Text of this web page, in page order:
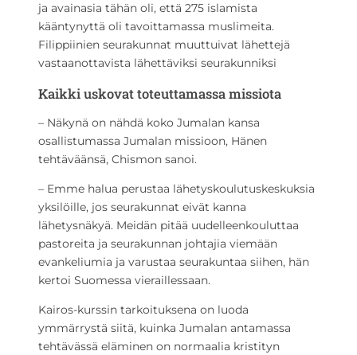
ja avainasia tähän oli, että 275 islamista
kääntynyttä oli tavoittamassa muslimeita.
Filippiinien seurakunnat muuttuivat lähettejä
vastaanottavista lähettäviksi seurakunniksi
Kaikki uskovat toteuttamassa missiota
– Näkynä on nähdä koko Jumalan kansa
osallistumassa Jumalan missioon, Hänen
tehtäväänsä, Chismon sanoi.
– Emme halua perustaa lähetyskoulutuskeskuksia
yksilöille, jos seurakunnat eivät kanna
lähetysnäkyä. Meidän pitää uudelleenkouluttaa
pastoreita ja seurakunnan johtajia viemään
evankeliumia ja varustaa seurakuntaa siihen, hän
kertoi Suomessa vieraillessaan.
Kairos-kurssin tarkoituksena on luoda
ymmärrystä siitä, kuinka Jumalan antamassa
tehtävässä eläminen on normaalia kristityn